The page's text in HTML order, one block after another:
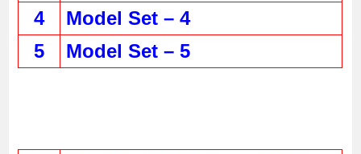
4
Model Set – 4
5
Model Set – 5